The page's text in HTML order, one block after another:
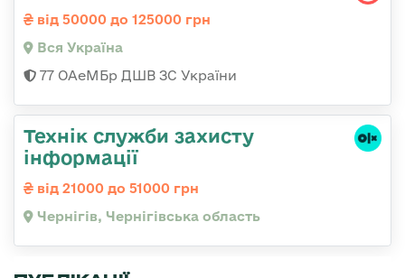
від 50000 до 125000 грн
Вся Україна
77 ОАеМБр ДШВ ЗС України
Технік служби захисту
інформації
від 21000 до 51000 грн
Чернігів, Чернігівська область